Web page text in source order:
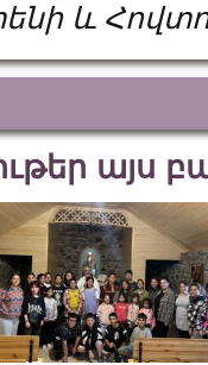
և
այս